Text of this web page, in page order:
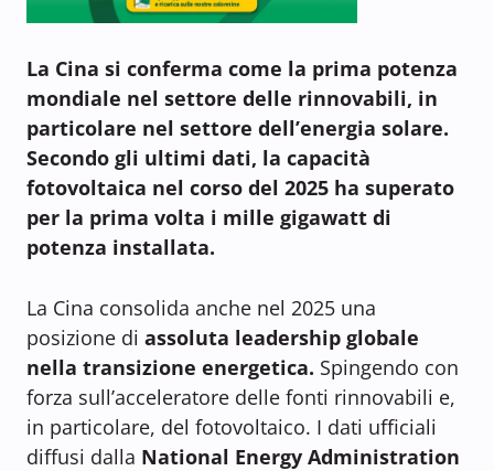
La Cina si conferma come la prima potenza
mondiale nel settore delle rinnovabili, in
particolare nel settore dell’energia solare.
Secondo gli ultimi dati, la capacità
fotovoltaica nel corso del 2025 ha superato
per la prima volta i mille gigawatt di
potenza installata.
La Cina consolida anche nel 2025 una
posizione di assoluta leadership globale
nella transizione energetica. Spingendo con
forza sull’acceleratore delle fonti rinnovabili e,
in particolare, del fotovoltaico. I dati ufficiali
diffusi dalla National Energy Administration